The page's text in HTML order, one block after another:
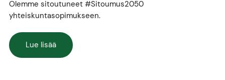
Olemme sitoutuneet #Sitoumus2050
yhteiskuntasopimukseen.
Lue lisää